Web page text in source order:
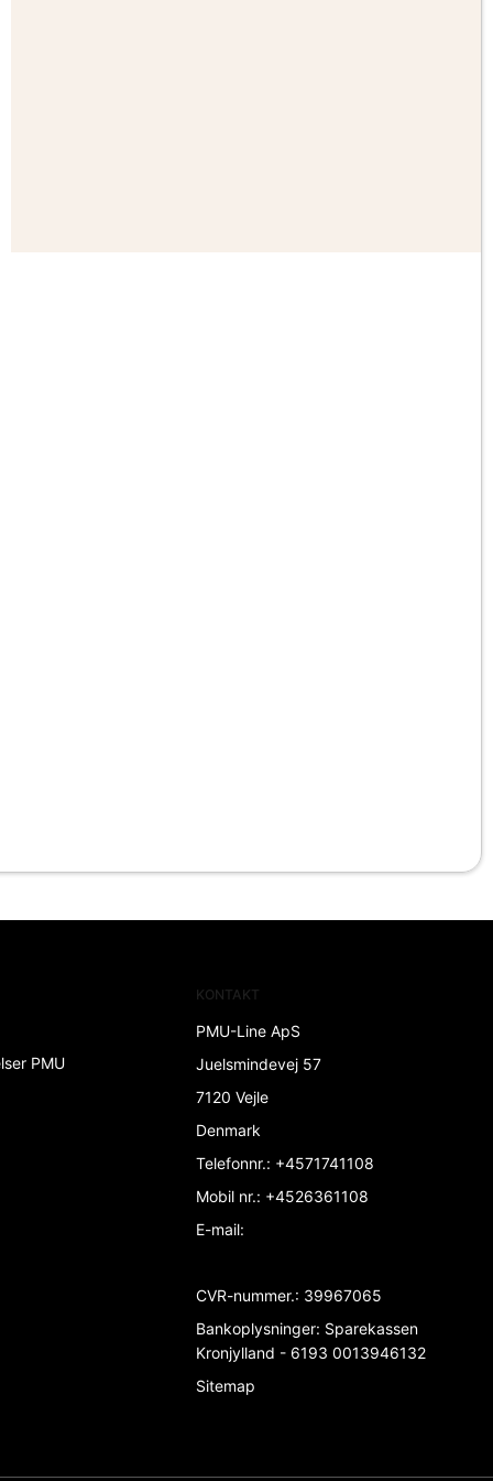
PMU
KONTAKT
PMU-Line ApS
Juelsmindevej 57
7120 Vejle
Denmark
Telefonnr.: +4571741108
Mobil nr.: +4526361108
E-mail:
CVR-nummer.: 39967065
Bankoplysninger: Sparekassen
Kronjylland - 6193 0013946132
Sitemap